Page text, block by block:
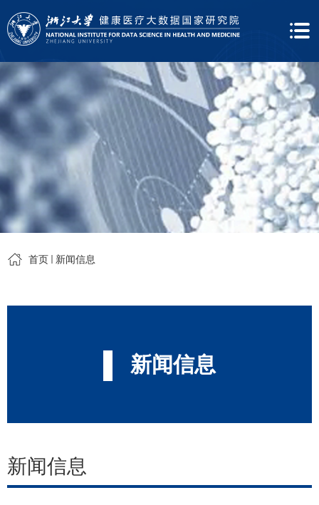
首页 新闻信息
新闻信息
新闻信息